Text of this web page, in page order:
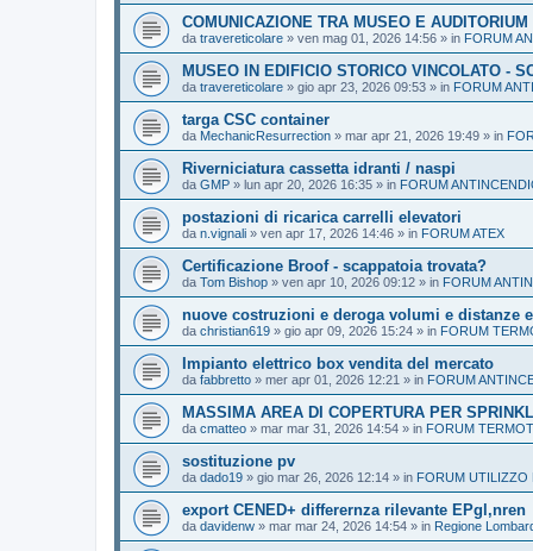
COMUNICAZIONE TRA MUSEO E AUDITORIUM
da travereticolare » ven mag 01, 2026 14:56 » in FORUM
MUSEO IN EDIFICIO STORICO VINCOLATO -
da travereticolare » gio apr 23, 2026 09:53 » in FORUM
targa CSC container
da MechanicResurrection » mar apr 21, 2026 19:49 » in
Riverniciatura cassetta idranti / naspi
da GMP » lun apr 20, 2026 16:35 » in FORUM
postazioni di ricarica carrelli elevatori
da n.vignali » ven apr 17, 2026 14:46 » in FORUM ATEX
Certificazione Broof - scappatoia trovata?
da Tom Bishop » ven apr 10, 2026 09:12 » in FORUM
nuove costruzioni e deroga volumi e distanze
da christian619 » gio apr 09, 2026 15:24 » in FORUM
Impianto elettrico box vendita del mercato
da fabbretto » mer apr 01, 2026 12:21 » in FORUM
MASSIMA AREA DI COPERTURA PER
da cmatteo » mar mar 31, 2026 14:54 » in FORUM
sostituzione pv
da dado19 » gio mar 26, 2026 12:14 » in FORUM UTILIZZO
export CENED+ differernza rilevante EPgl,nren
da davidenw » mar mar 24, 2026 14:54 » in Regione